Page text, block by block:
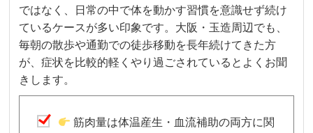
ではなく、日常の中で体を動かす習慣を意識せず続け
ているケースが多い印象です。大阪・玉造周辺でも、
毎朝の散歩や通勤での徒歩移動を長年続けてきた方
が、症状を比較的軽くやり過ごされているとよくお聞
きします。
筋肉量は体温産生・血流補助の両方に関